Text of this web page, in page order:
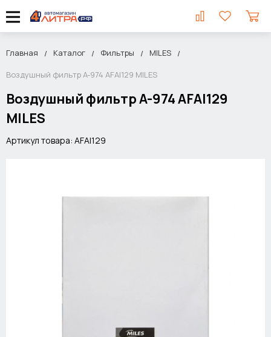
Главная Каталог Фильтры
MILES
Воздушный фильтр A-974 AFAI129 MILES
Воздушный фильтр A-974 AFAI129
MILES
Артикул товара: AFAI129